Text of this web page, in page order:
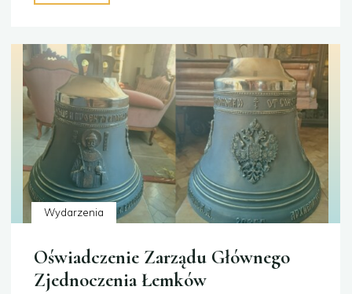
Jaworski
„Kozacy
carski
dzwon.
[…]”"
Wydarzenia
Oświadczenie Zarządu Głównego
Zjednoczenia Łemków